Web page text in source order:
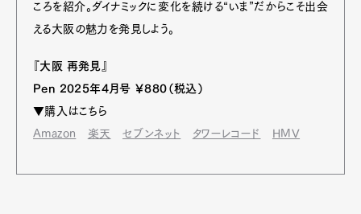
ころを紹介。ダイナミックに変化を続ける“いま”だからこそ出会
える大阪の魅力を発見しよう。
『大阪 再発見』
Pen 2025年4月号 ￥880（税込）
▼購入はこちら
Amazon
楽天 セブンネット タワーレコード HMV